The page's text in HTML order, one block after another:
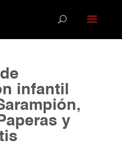
infantil
y